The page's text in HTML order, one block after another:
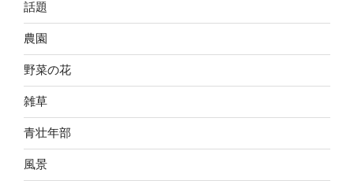
話題
農園
野菜の花
雑草
青壮年部
風景